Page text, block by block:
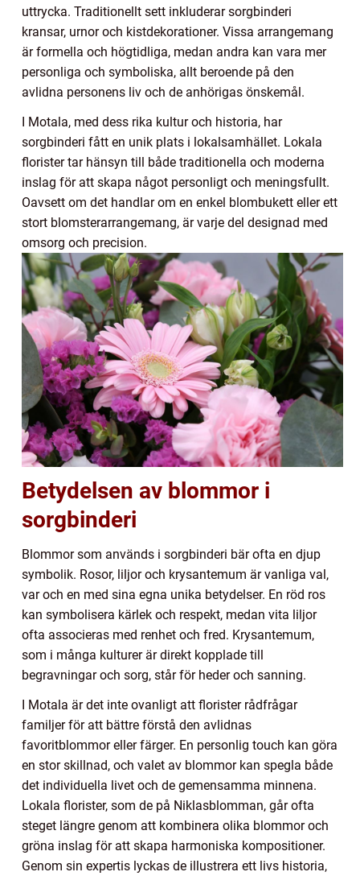
uttrycka. Traditionellt sett inkluderar sorgbinderi
kransar, urnor och kistdekorationer. Vissa arrangemang
är formella och högtidliga, medan andra kan vara mer
personliga och symboliska, allt beroende på den
avlidna personens liv och de anhörigas önskemål.
I Motala, med dess rika kultur och historia, har
sorgbinderi fått en unik plats i lokalsamhället. Lokala
florister tar hänsyn till både traditionella och moderna
inslag för att skapa något personligt och meningsfullt.
Oavsett om det handlar om en enkel blombukett eller ett
stort blomsterarrangemang, är varje del designad med
omsorg och precision.
Betydelsen av blommor i
sorgbinderi
Blommor som används i sorgbinderi bär ofta en djup
symbolik. Rosor, liljor och krysantemum är vanliga val,
var och en med sina egna unika betydelser. En röd ros
kan symbolisera kärlek och respekt, medan vita liljor
ofta associeras med renhet och fred. Krysantemum,
som i många kulturer är direkt kopplade till
begravningar och sorg, står för heder och sanning.
I Motala är det inte ovanligt att florister rådfrågar
familjer för att bättre förstå den avlidnas
favoritblommor eller färger. En personlig touch kan göra
en stor skillnad, och valet av blommor kan spegla både
det individuella livet och de gemensamma minnena.
Lokala florister, som de på Niklasblomman, går ofta
steget längre genom att kombinera olika blommor och
gröna inslag för att skapa harmoniska kompositioner.
Genom sin expertis lyckas de illustrera ett livs historia,